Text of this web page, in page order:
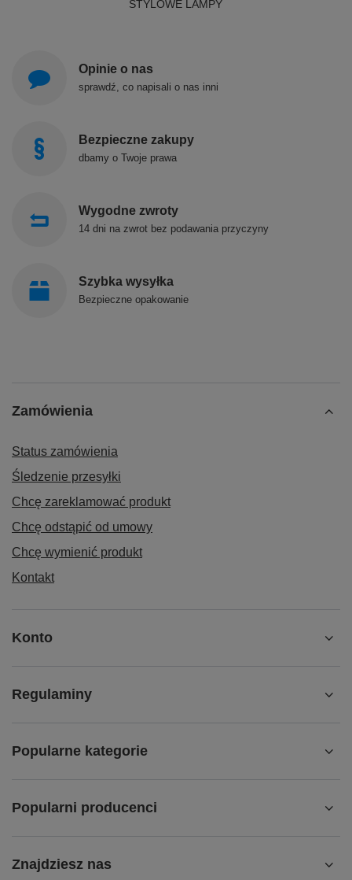
STYLOWE LAMPY
Opinie o nas
sprawdź, co napisali o nas inni
Bezpieczne zakupy
dbamy o Twoje prawa
Wygodne zwroty
14 dni na zwrot bez podawania przyczyny
Szybka wysyłka
Bezpieczne opakowanie
Zamówienia
Status zamówienia
Śledzenie przesyłki
Chcę zareklamować produkt
Chcę odstąpić od umowy
Chcę wymienić produkt
Kontakt
Konto
Regulaminy
Popularne kategorie
Popularni producenci
Znajdziesz nas